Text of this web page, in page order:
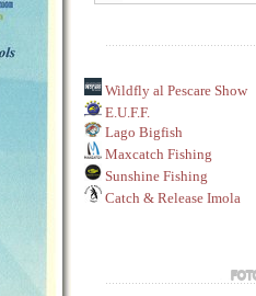
Wildfly al Pescare Show
E.U.F.F.
Lago Bigfish
Maxcatch Fishing
Sunshine Fishing
Catch & Release Imola